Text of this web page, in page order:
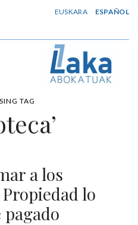
EUSKARA ESPAÑOL
TAG
a los
lo